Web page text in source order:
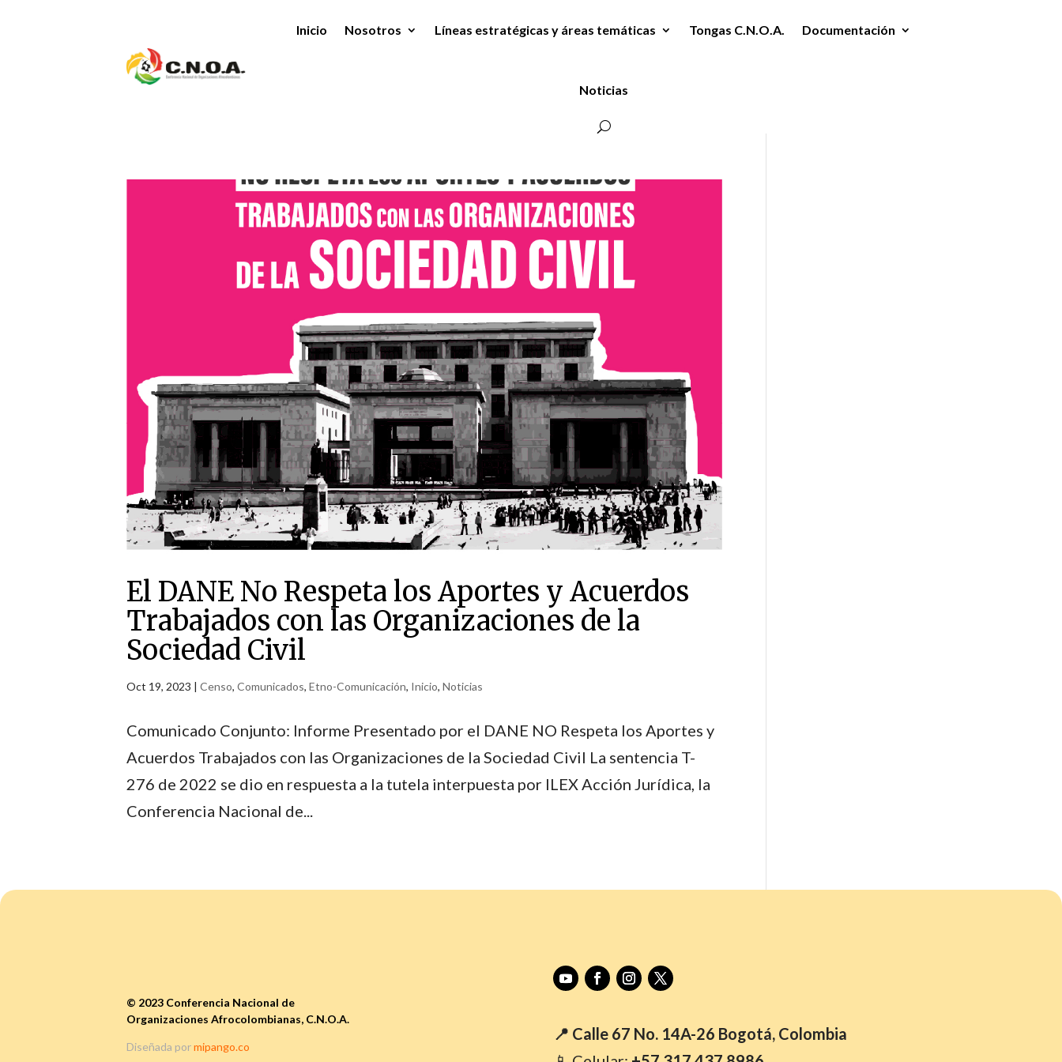
Inicio Nosotros Líneas estratégicas y áreas temáticas Tongas C.N.O.A. Documentación
Noticias
El DANE No Respeta los Aportes y Acuerdos
Trabajados con las Organizaciones de la
Sociedad Civil
Oct 19, 2023 | Censo, Comunicados, Etno-Comunicación, Inicio, Noticias
Comunicado Conjunto: Informe Presentado por el DANE NO Respeta los Aportes y
Acuerdos Trabajados con las Organizaciones de la Sociedad Civil La sentencia T-
276 de 2022 se dio en respuesta a la tutela interpuesta por ILEX Acción Jurídica, la
Conferencia Nacional de...
© 2023 Conferencia Nacional de
Organizaciones Afrocolombianas, C.N.O.A.
Diseñada pormipango.co
📍 Calle 67 No. 14A-26 Bogotá, Colombia